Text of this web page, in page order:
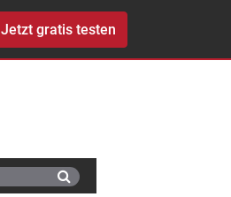
Jetzt gratis testen